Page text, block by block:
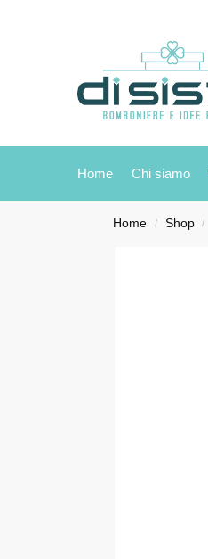
Home Chi siamo
Home / Shop /